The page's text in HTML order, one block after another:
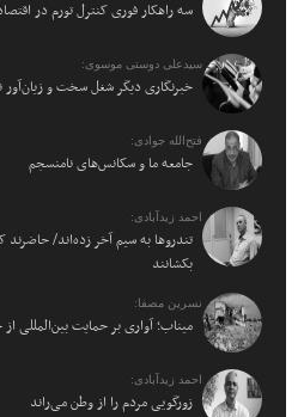
سه راهکار فوری کنترل تورم در
سیدعلی دوستی موسوی:
خبرنگاری دیگر شغل سخت و
فتح‌الله جوادی:
جامعه ما و سکانس‌های نامنسجم
احمد زیدآبادی:
تندروها به سیم آخر زده‌اند/
بکشانند
نسرین مصفا:
میناب؛ آواری بر حمایت بین‌المللی
احمد زیدآبادی:
زورگویی مردم را از وطن می‌راند